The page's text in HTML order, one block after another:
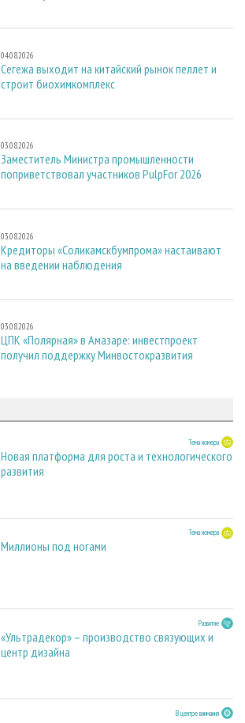
04.08.2026
Сегежа выходит на китайский рынок пеллет и
строит биохимкомплекс
03.08.2026
Заместитель Министра промышленности
поприветствовал участников PulpFor 2026
03.08.2026
Кредиторы «Соликамскбумпрома» настаивают
на введении наблюдения
03.08.2026
ЦПК «Полярная» в Амазаре: инвестпроект
получил поддержку Минвостокразвития
Тема номера
Новая платформа для роста и технологического
развития
Тема номера
Миллионы под ногами
Развитие
«Ультрадекор» – производство связующих и
центр дизайна
В центре внимания